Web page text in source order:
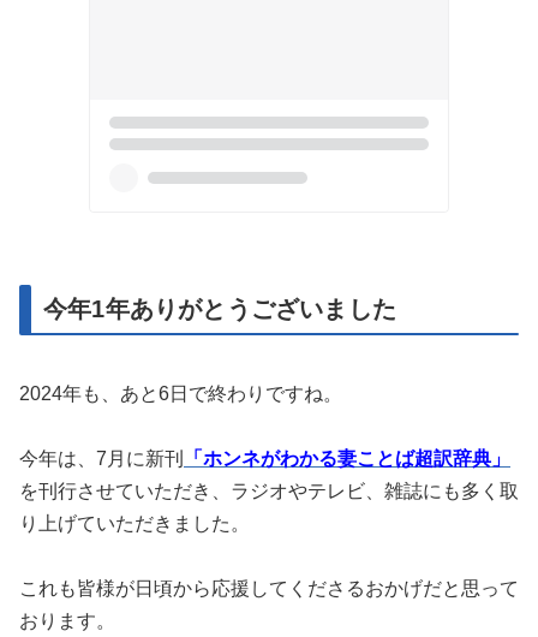
今年1年ありがとうございました
2024年も、あと6日で終わりですね。
今年は、7月に新刊
「ホンネがわかる妻ことば超訳辞典」
を刊行させていただき、ラジオやテレビ、雑誌にも多く取
り上げていただきました。
これも皆様が日頃から応援してくださるおかげだと思って
おります。